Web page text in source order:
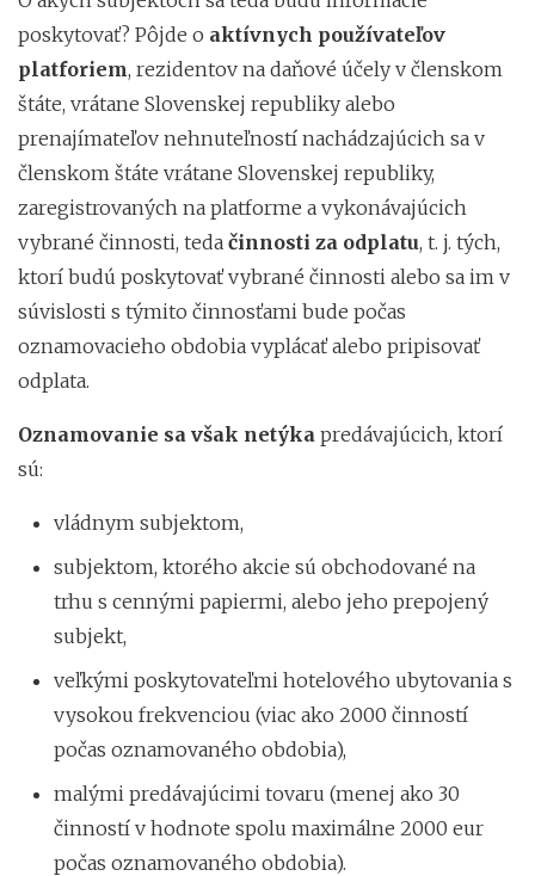
poskytovať? Pôjde o aktívnych používateľov
platforiem, rezidentov na daňové účely v členskom
štáte, vrátane Slovenskej republiky alebo
prenajímateľov nehnuteľností nachádzajúcich sa v
členskom štáte vrátane Slovenskej republiky,
zaregistrovaných na platforme a vykonávajúcich
vybrané činnosti, teda činnosti za odplatu, t. j. tých,
ktorí budú poskytovať vybrané činnosti alebo sa im v
súvislosti s týmito činnosťami bude počas
oznamovacieho obdobia vyplácať alebo pripisovať
odplata.
Oznamovanie sa však netýka predávajúcich, ktorí
sú:
vládnym subjektom,
subjektom, ktorého akcie sú obchodované na
trhu s cennými papiermi, alebo jeho prepojený
subjekt,
veľkými poskytovateľmi hotelového ubytovania s
vysokou frekvenciou (viac ako 2000 činností
počas oznamovaného obdobia),
malými predávajúcimi tovaru (menej ako 30
činností v hodnote spolu maximálne 2000 eur
počas oznamovaného obdobia).